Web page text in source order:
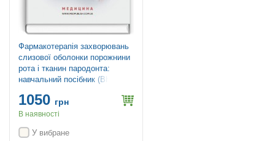
Фармакотерапія захворювань
слизової оболонки порожнини
рота і тканин пародонта:
навчальний посібник (ВНЗ IV
Данилевский, М.А. Мохорт та
ін.; за ред. А.В. Борисенка
1050 грн
В наявності
У вибране